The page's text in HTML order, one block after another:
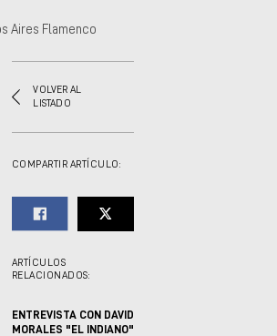
Aires Flamenco
VOLVER AL
LISTADO
COMPARTIR ARTÍCULO:
ARTÍCULOS
RELACIONADOS:
ENTREVISTA CON DAVID
MORALES "EL INDIANO"